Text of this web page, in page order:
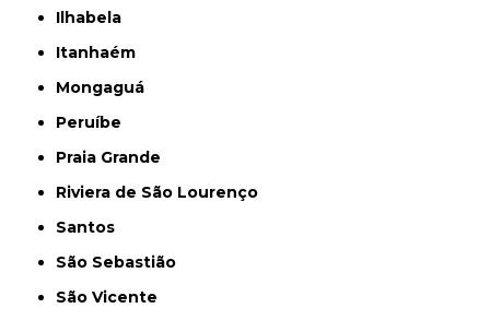
Ilhabela
Itanhaém
Mongaguá
Peruíbe
Praia Grande
Riviera de São Lourenço
Santos
São Sebastião
São Vicente